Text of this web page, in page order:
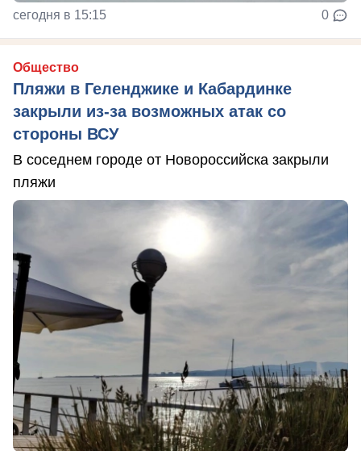
сегодня в 15:15 0
Общество
Пляжи в Геленджике и Кабардинке
закрыли из-за возможных атак со
стороны ВСУ
В соседнем городе от Новороссийска закрыли
пляжи